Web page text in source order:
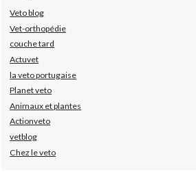
Veto blog
Vet-orthopédie
couche tard
Actuvet
la veto portugaise
Planet veto
Animaux et plantes
Actionveto
vetblog
Chez le veto